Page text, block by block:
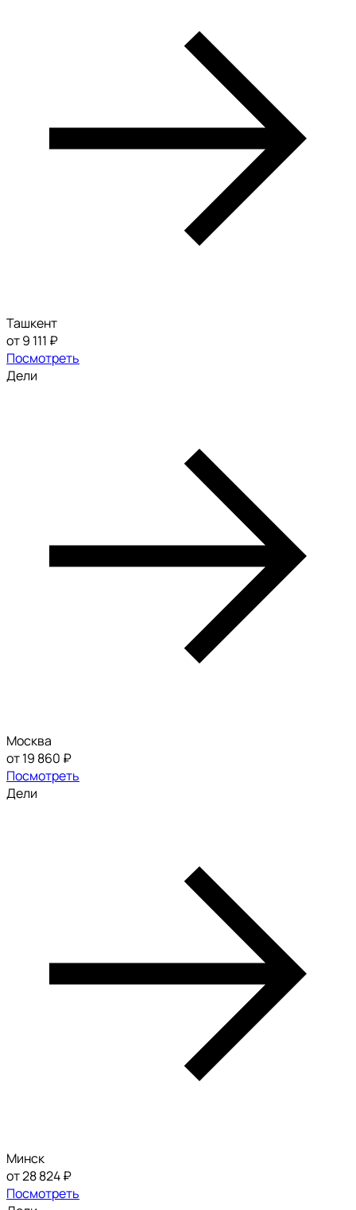
Ташкент
от 9 111 ₽
Посмотреть
Дели
Москва
от 19 860 ₽
Посмотреть
Дели
Минск
от 28 824 ₽
Посмотреть